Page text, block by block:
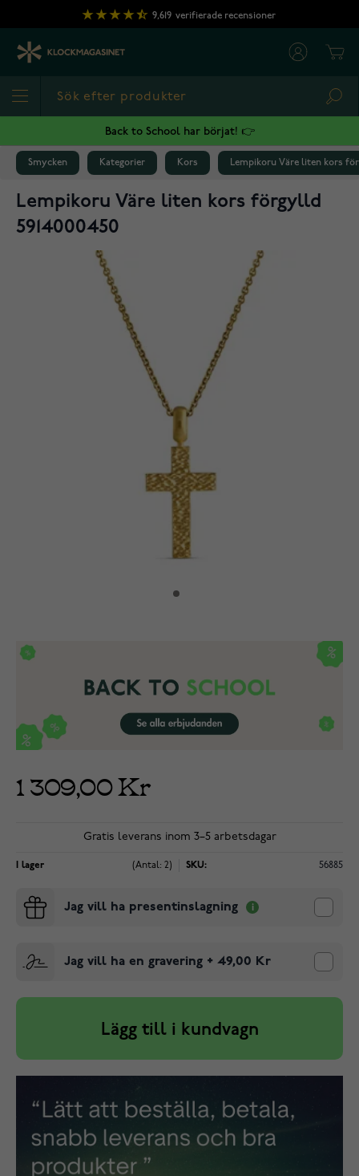
Hoppa till innehållet
9,619 verifierade recensioner
Back to School har börjat! 👉
Smycken Kategorier Kors Lempikoru Väre liten kors
Lempikoru Väre liten kors förgylld
5914000450
1 309,00 Kr
Gratis leverans inom 3–5 arbetsdagar
I lager (Antal: 2) SKU: 56885
Jag vill ha presentinslagning
Jag vill ha en gravering + 49,00 Kr
Lägg till i kundvagn